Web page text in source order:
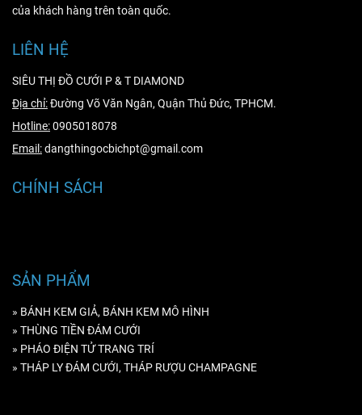
của khách hàng trên toàn quốc.
LIÊN HỆ
SIÊU THỊ ĐỒ CƯỚI P & T DIAMOND
Địa chỉ:Đường Võ Văn Ngân, Quận Thủ Đức, TPHCM.
Hotline:0905018078
Email:dangthingocbichpt@gmail.com
CHÍNH SÁCH
SẢN PHẨM
» BÁNH KEM GIẢ, BÁNH KEM MÔ HÌNH
» THÙNG TIỀN ĐÁM CƯỚI
» PHÁO ĐIỆN TỬ TRANG TRÍ
» THÁP LY ĐÁM CƯỚI, THÁP RƯỢU CHAMPAGNE